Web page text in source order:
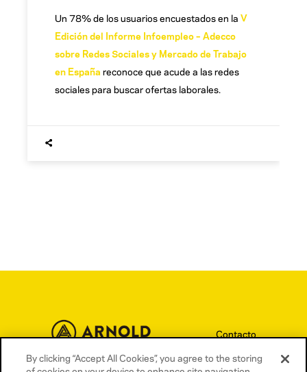
Un 78% de los usuarios encuestados en la V
Edición del Informe Infoempleo – Adecco
sobre Redes Sociales y Mercado de Trabajo
en España reconoce que acude a las redes
sociales para buscar ofertas laborales.
Contacto
Términos y condiciones
By clicking “Accept All Cookies”, you agree to the storing